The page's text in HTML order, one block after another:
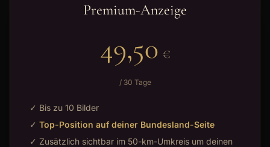
Premium-Anzeige
49,50 €
/ 30 Tage
✓ Bis zu 10 Bilder
✓ Top-Position auf deiner Bundesland-Seite
✓ Zusätzlich sichtbar im 50-km-Umkreis um deinen